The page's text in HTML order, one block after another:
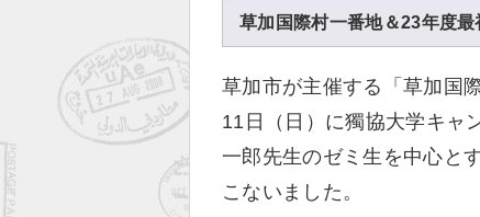
草加国際村一番地＆23年度最
草加市が主催する「草加国
11日（日）に獨協大学キャ
一郎先生のゼミ生を中心と
こないました。